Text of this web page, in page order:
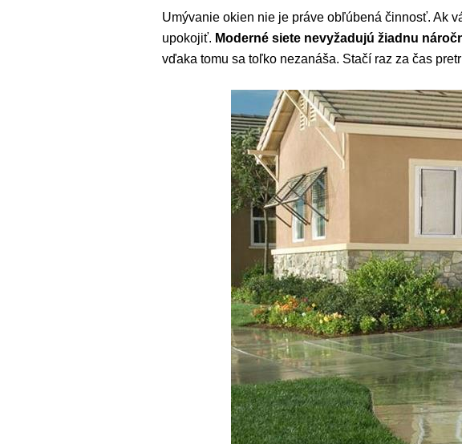
Umývanie okien nie je práve obľúbená činnosť. Ak
upokojiť. Moderné siete nevyžadujú žiadnu
vďaka tomu sa toľko nezanáša. Stačí raz za čas